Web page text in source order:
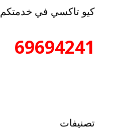
كيو تاكسي في خدمتكم
69694241
تصنيفات